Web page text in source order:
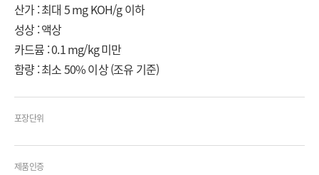
산가 : 최대 5 mg KOH/g 이하
성상 : 액상
카드뮴 : 0.1 mg/kg 미만
함량 : 최소 50% 이상 (조유 기준)
포장단위
제품인증